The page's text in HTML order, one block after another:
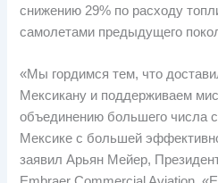
снижению 29% по расходу
самолетами предыдущего
«Мы гордимся тем, что
Мексикану и поддерживаем
объединению большего числа
Мексике с большей
заявил Арьян Мейер,